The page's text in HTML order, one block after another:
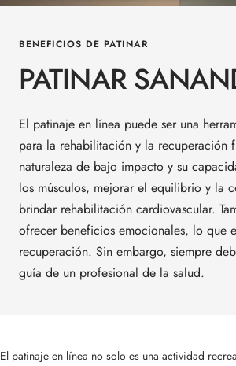
BENEFICIOS DE PATINAR
PATINAR
El patinaje en línea puede ser una
para la rehabilitación y la recuperación
naturaleza de bajo impacto y su
los músculos, mejorar el equilibrio y la
brindar rehabilitación cardiovascular.
ofrecer beneficios emocionales, lo que
recuperación. Sin embargo, siempre
guía de un profesional de la salud.
El patinaje en línea no solo es una actividad